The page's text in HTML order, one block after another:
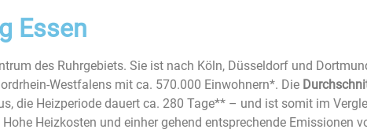
Essen
des Ruhrgebiets. Sie ist nach Köln, Düsseldorf und
Westfalens mit ca. 570.000 Einwohnern*. Die
die Heizperiode dauert ca. 280 Tage** – und ist somit im
Heizkosten und einher gehend entsprechende Emissionen